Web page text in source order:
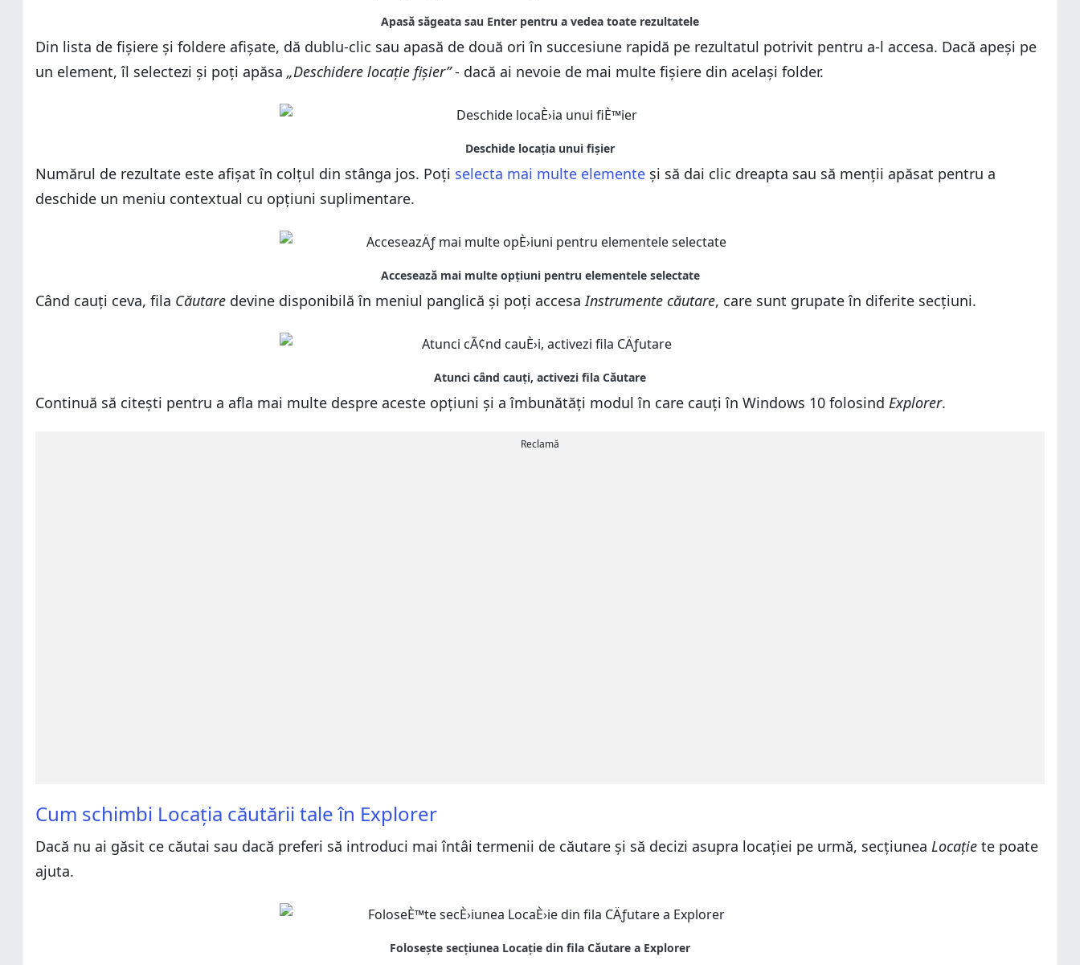
Din lista de fișiere și foldere afișate, dă dublu-clic sau apasă de două ori în succesiune rapidă pe rezultatul potrivit pentru a-l accesa. Dacă apeși pe
un element, îl selectezi și poți apăsa „Deschidere locație fișier”- dacă ai nevoie de mai multe fișiere din același folder.
Numărul de rezultate este afișat în colțul din stânga jos. Poți selecta mai multe elemente și să dai clic dreapta sau să menții apăsat pentru a
deschide un meniu contextual cu opțiuni suplimentare.
Când cauți ceva, fila Căutare devine disponibilă în meniul panglică și poți accesaInstrumente căutare, care sunt grupate în diferite secțiuni.
Continuă să citești pentru a afla mai multe despre aceste opțiuni și a îmbunătăți modul în care cauți în Windows 10 folosind Explorer.
Reclamă
Cum schimbi Locația căutării tale în Explorer
Dacă nu ai găsit ce căutai sau dacă preferi să introduci mai întâi termenii de căutare și să decizi asupra locației pe urmă, secțiunea Locație te poate
ajuta.